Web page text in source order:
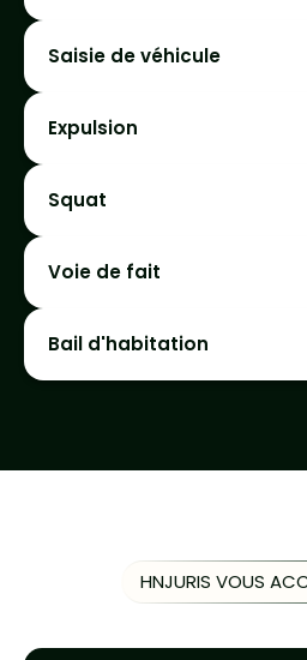
Saisie de véhicule
Expulsion
Squat
Voie de fait
Bail d'habitation
HNJURIS VOUS